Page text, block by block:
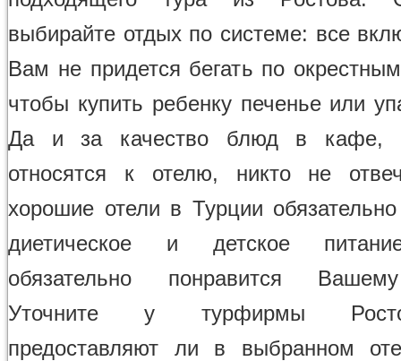
выбирайте отдых по системе: все
Вам не придется бегать по
чтобы купить ребенку печенье или
Да и за качество блюд в кафе,
относятся к отелю, никто не
хорошие отели в Турции
диетическое и детское
обязательно понравится
Уточните у турфирмы
предоставляют ли в выбранном